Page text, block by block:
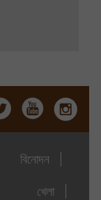
বিনোদন
খেলা